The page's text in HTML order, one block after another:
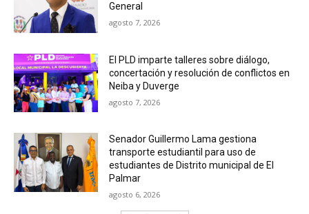
General
agosto 7, 2026
El PLD imparte talleres sobre diálogo,
concertación y resolución de conflictos en
Neiba y Duverge
agosto 7, 2026
Senador Guillermo Lama gestiona
transporte estudiantil para uso de
estudiantes de Distrito municipal de El
Palmar
agosto 6, 2026